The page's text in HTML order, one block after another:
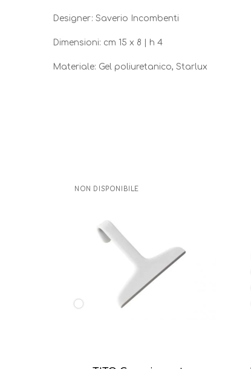
Designer: Saverio Incombenti
Dimensioni: cm 15 x 8 | h 4
Materiale: Gel poliuretanico, Starlux
NON DISPONIBILE